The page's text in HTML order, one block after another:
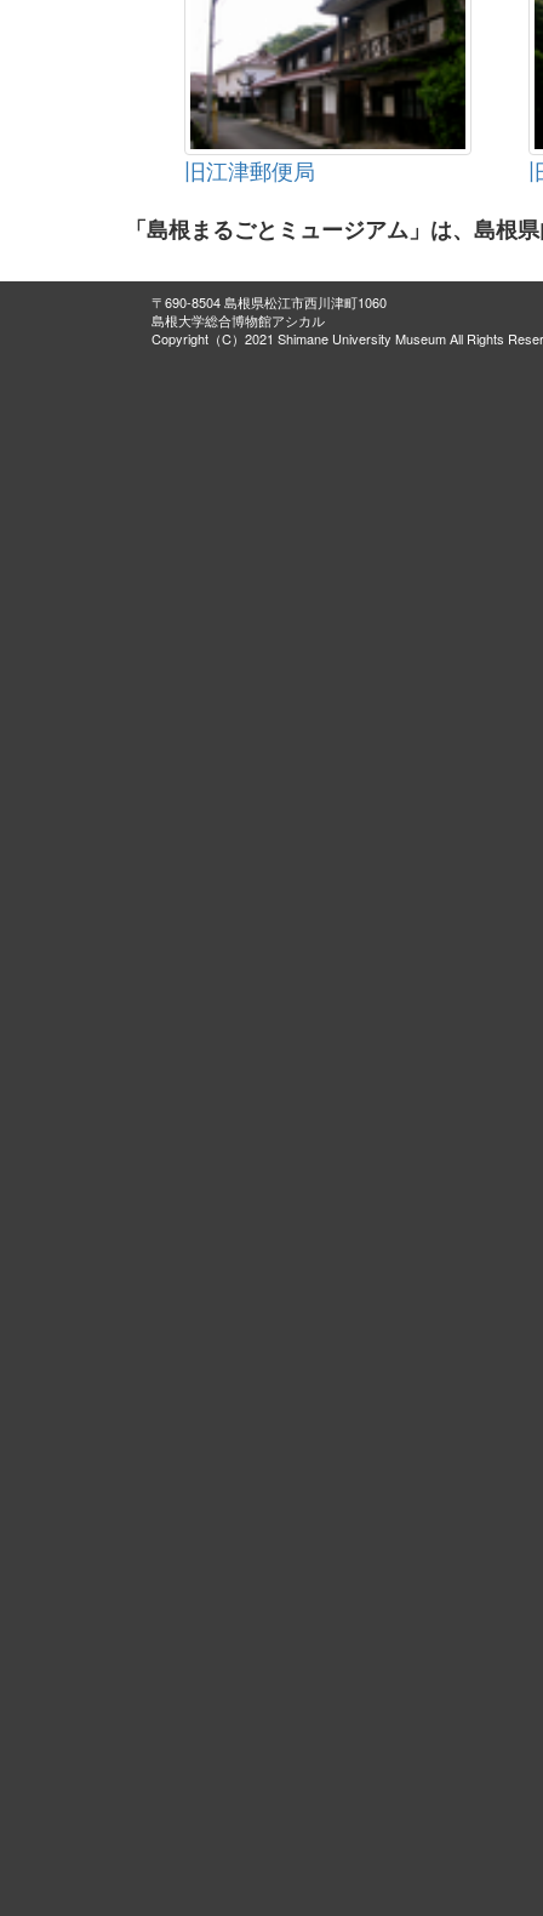
旧江津郵便局
「島根まるごとミュージアム」は、島根
〒690-8504 島根県松江市西川津町1060
島根大学総合博物館アシカル
Copyright（C）2021 Shimane University Museum All Rights